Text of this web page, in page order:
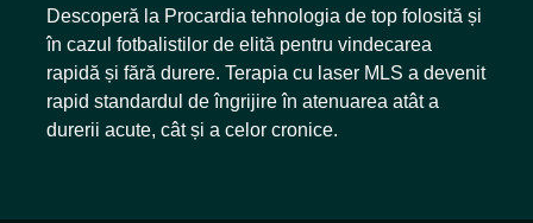
Descoperă la Procardia tehnologia de top folosită și
în cazul fotbalistilor de elită pentru vindecarea
rapidă și fără durere. Terapia cu laser MLS a devenit
rapid standardul de îngrijire în atenuarea atât a
durerii acute, cât și a celor cronice.